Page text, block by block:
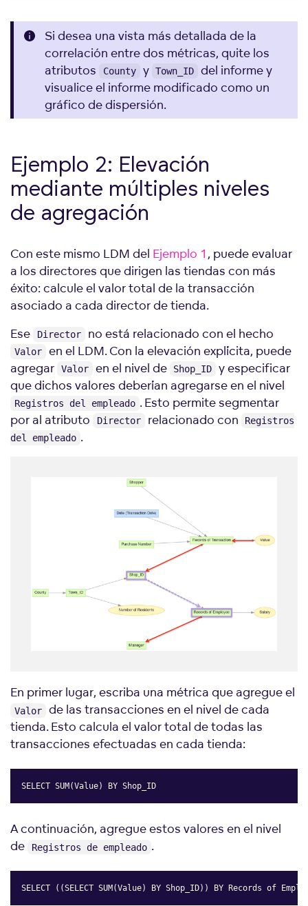
Si desea una vista más detallada de la
correlación entre dos métricas, quite los
atributos
County y Town_ID
del informe y
visualice el informe modificado como un
gráfico de dispersión.
Ejemplo 2: Elevación
mediante múltiples niveles
de agregación
Con este mismo LDM del Ejemplo 1 , puede evaluar
a los directores que dirigen las tiendas con más
éxito: calcule el valor total de la transacción
asociado a cada director de tienda.
Ese
Director no está relacionado con el hecho
Valor
en el LDM. Con la elevación explícita, puede
agregar
Valor en el nivel de Shop_ID
y especificar
que dichos valores deberían agregarse en el nivel
Registros del empleado . Esto permite segmentar
por al atributo
Director relacionado con
Registros
del empleado .
En primer lugar, escriba una métrica que agregue el
Valor
de las transacciones en el nivel de cada
tienda. Esto calcula el valor total de todas las
transacciones efectuadas en cada tienda:
SELECT SUM(Value) BY Shop_ID
A continuación, agregue estos valores en el nivel
de
Registros de empleado .
SELECT ((SELECT SUM(Value) BY Shop_ID)) BY Records of
Copy